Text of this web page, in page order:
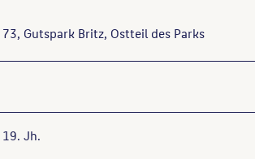
Gutspark Britz, Ostteil des Parks
Jh.